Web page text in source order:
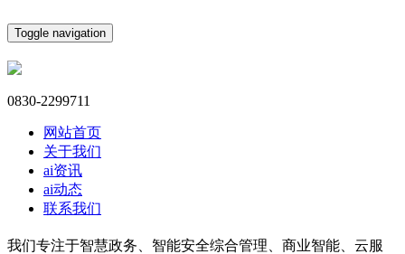
Toggle navigation
0830-2299711
网站首页
关于我们
ai资讯
ai动态
联系我们
我们专注于智慧政务、智能安全综合管理、商业智能、云服